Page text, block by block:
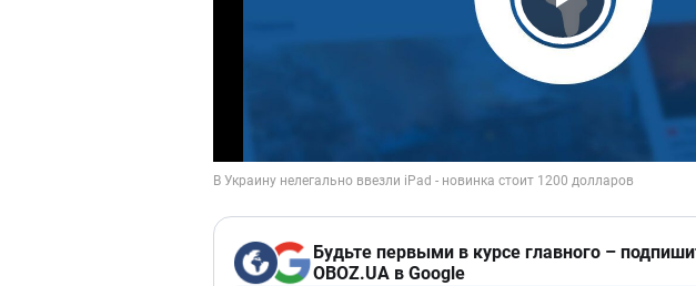
Play
Будьте первыми в курсе главного –
OBOZ.UA в Google